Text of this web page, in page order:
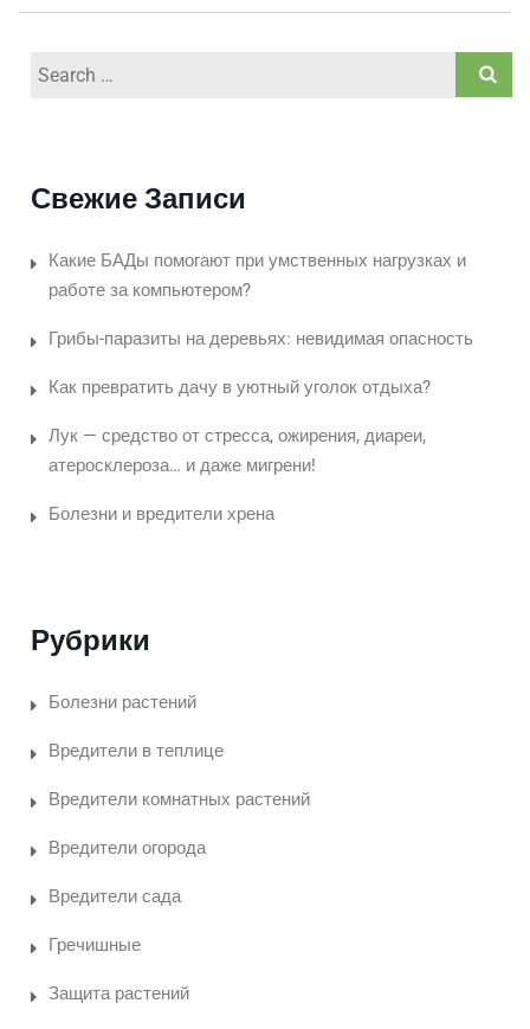
Search
Свежие Записи
Какие БАДы помогают при умственных нагрузках и
работе за компьютером?
Грибы-паразиты на деревьях: невидимая опасность
Как превратить дачу в уютный уголок отдыха?
Лук — средство от стресса, ожирения, диареи,
атеросклероза… и даже мигрени!
Болезни и вредители хрена
Рубрики
Болезни растений
Вредители в теплице
Вредители комнатных растений
Вредители огорода
Вредители сада
Гречишные
Защита растений